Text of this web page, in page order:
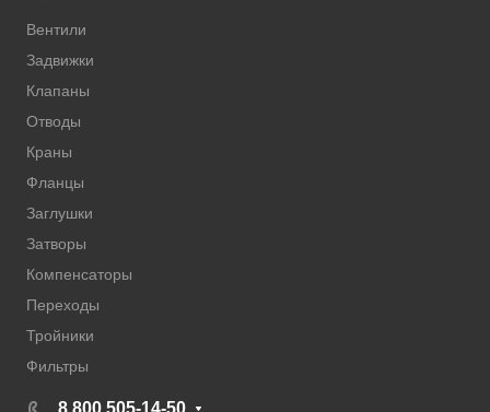
Вентили
Задвижки
Клапаны
Отводы
Краны
Фланцы
Заглушки
Затворы
Компенсаторы
Переходы
Тройники
Фильтры
8 800 505-14-50